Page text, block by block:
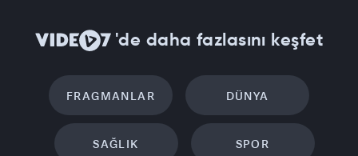
'de daha fazlasını keşfet
FRAGMANLAR DÜNYA
SAĞLIK SPOR